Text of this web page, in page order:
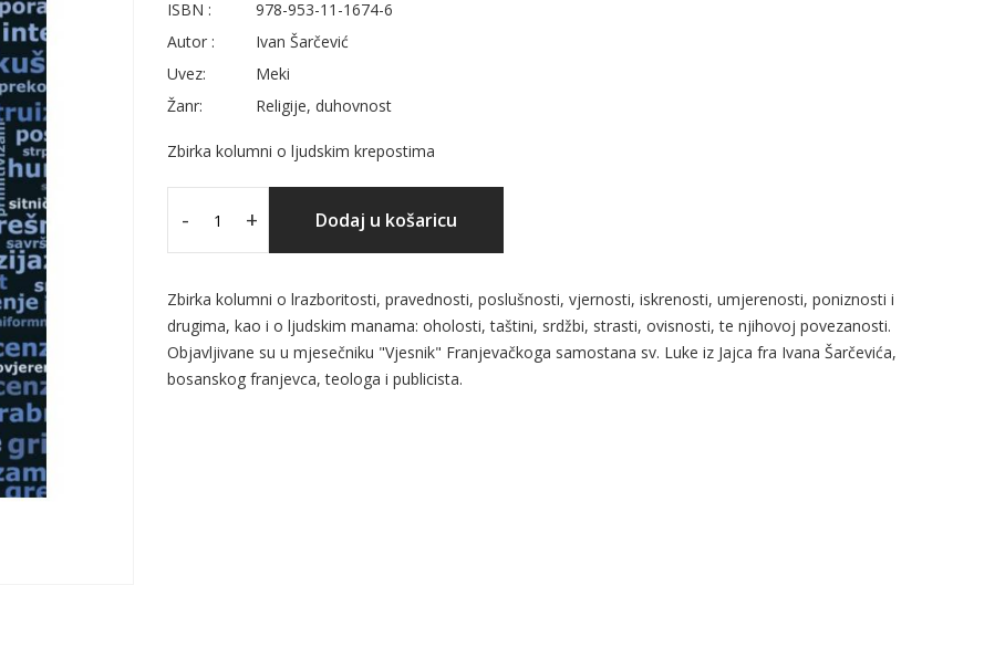
ISBN :
978-953-11-1674-6
Autor :
Ivan Šarčević
Uvez:
Meki
Žanr:
Religije, duhovnost
Zbirka kolumni o ljudskim krepostima
- + Dodaj u košaricu
Zbirka kolumni o lrazboritosti, pravednosti, poslušnosti, vjernosti, iskrenosti, umjerenosti, poniznosti i
drugima, kao i o ljudskim manama: oholosti, taštini, srdžbi, strasti, ovisnosti, te njihovoj povezanosti.
Objavljivane su u mjesečniku "Vjesnik" Franjevačkoga samostana sv. Luke iz Jajca fra Ivana Šarčevića,
bosanskog franjevca, teologa i publicista.